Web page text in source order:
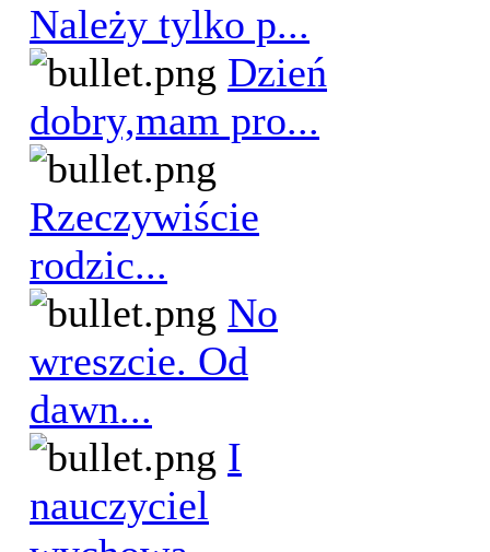
Należy tylko p...
Dzień
dobry,mam pro...
Rzeczywiście
rodzic...
No
wreszcie. Od
dawn...
I
nauczyciel